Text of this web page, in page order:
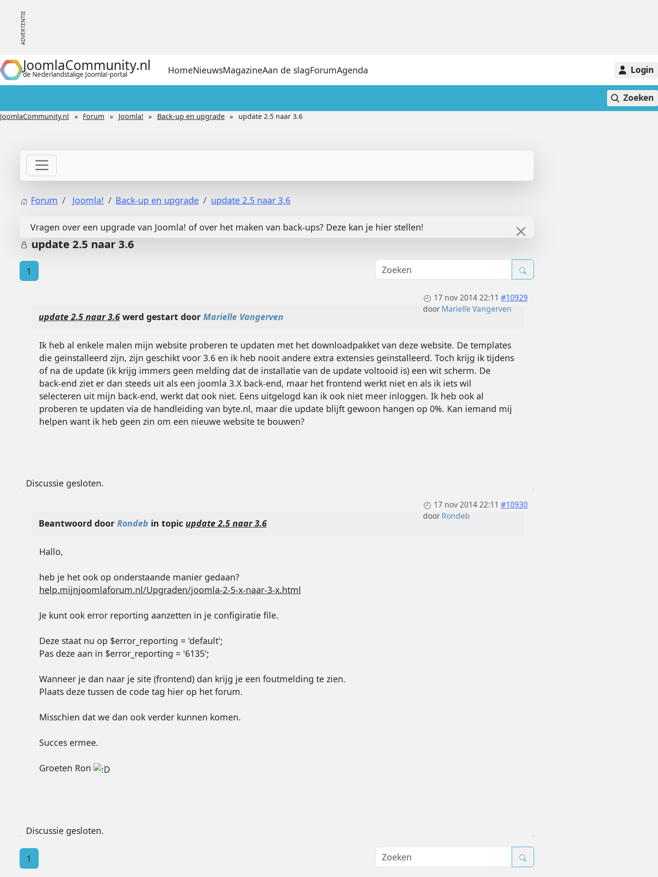
JoomlaCommunity.nl
de Nederlandstalige Joomla!-portal HomeNieuwsMagazineAan de slagForumAgenda Login
Zoeken
JoomlaCommunity.nl Forum Joomla! Back-up en upgrade update 2.5 naar 3.6
Forum Joomla! Back-up en upgrade update 2.5 naar 3.6
Vragen over een upgrade van Joomla! of over het maken van back-ups? Deze kan je hier stellen!
update 2.5 naar 3.6
1
17 nov 2014 22:11 #10929
door Marielle Vangerven
update 2.5 naar 3.6werd gestart door Marielle Vangerven
Ik heb al enkele malen mijn website proberen te updaten met het downloadpakket van deze website. De templates
die geïnstalleerd zijn, zijn geschikt voor 3.6 en ik heb nooit andere extra extensies geïnstalleerd. Toch krijg ik tijdens
of na de update (ik krijg immers geen melding dat de installatie van de update voltooid is) een wit scherm. De
back-end ziet er dan steeds uit als een joomla 3.X back-end, maar het frontend werkt niet en als ik iets wil
selecteren uit mijn back-end, werkt dat ook niet. Eens uitgelogd kan ik ook niet meer inloggen. Ik heb ook al
proberen te updaten via de handleiding van byte.nl, maar die update blijft gewoon hangen op 0%. Kan iemand mij
helpen want ik heb geen zin om een nieuwe website te bouwen?
Discussie gesloten.
17 nov 2014 22:11 #10930
door Rondeb
Beantwoord door Rondeb in topic update 2.5 naar 3.6
Hallo,
heb je het ook op onderstaande manier gedaan?
help.mijnjoomlaforum.nl/Upgraden/joomla-2-5-x-naar-3-x.html
Je kunt ook error reporting aanzetten in je configiratie file.
Deze staat nu op $error_reporting = 'default';
Pas deze aan in $error_reporting = '6135';
Wanneer je dan naar je site (frontend) dan krijg je een foutmelding te zien.
Plaats deze tussen de code tag hier op het forum.
Misschien dat we dan ook verder kunnen komen.
Succes ermee.
Groeten Ron
Discussie gesloten.
1